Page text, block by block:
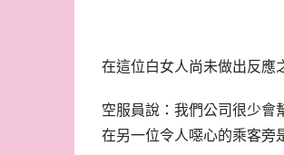
在這位白女人尚未做出反應
空服員說：我們公司很少
在另一位令人噁心的乘客旁